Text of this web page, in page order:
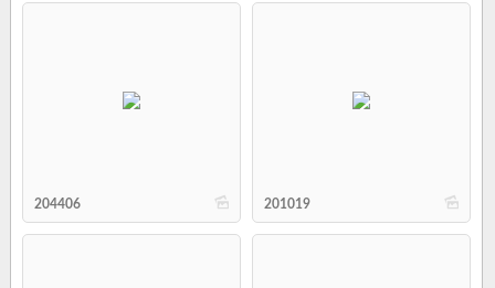
b
204406 b
201019